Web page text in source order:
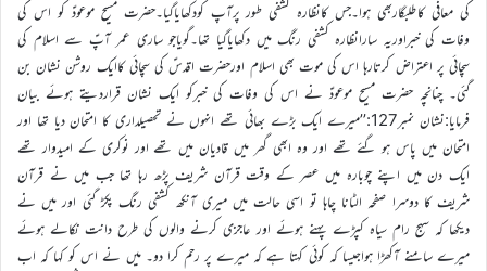
کی معافی کاطلبگاربھی ہوا۔جس کانظارہ کشفی طور پرآپ کودکھایاگیا۔حضرت مسیح موعودؑ کو اس کی
وفات کی خبراوریہ سارانظارہ کشفی رنگ میں دکھایاگیا تھا۔گویاجو ساری عمر آپؑ سے اسلام کی
سچائی پر اعتراض کرتارہا اس کی موت بھی اسلام اورحضرت اقدسؑ کی سچائی کاایک روشن نشان بن
گئی۔ چنانچہ حضرت مسیح موعودؑ نے اس کی وفات کی خبرکو ایک نشان قراردیتے ہوئے بیان
فرمایا:نشان نمبر127:’’میرے ایک بڑے بھائی تھے انہوں نے تحصیلداری کا امتحان دیا تھا اور
امتحان میں پاس ہو گئے تھے اور وہ ابھی گھر میں قادیان میں تھے اور نوکری کے امیدوار تھے
ایک دن میں اپنے چوبارہ میں عصر کے وقت قرآن شریف پڑھ رہا تھا جب میں نے قرآن
شریف کا دوسرا صفحہ الٹانا چاہا تو اسی حالت میں میری آنکھ کشفی رنگ پکڑ گئی اور میں نے
دیکھا کہ سہج رام سیاہ کپڑے پہنے ہوئے اور عاجزی کرنے والوں کی طرح دانت نکالے ہوئے
میرے سامنے آکھڑا ہواجیسا کہ کوئی کہتا ہے کہ میرے پر رحم کرا دو۔ میں نے اس کو کہا کہ اب